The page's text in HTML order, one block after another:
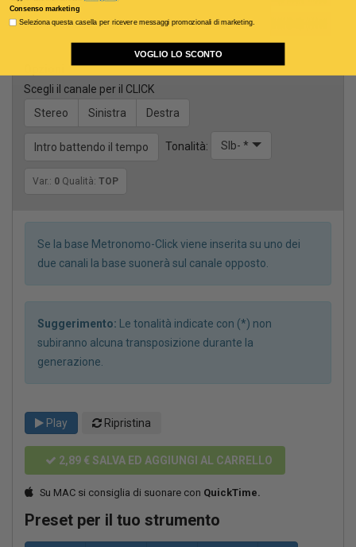
Voce guida femminile
Scegli il canale per il CLICK
Stereo
Sinistra Destra
Intro battendo il tempo Tonalità: SIb- *
Var.: 0 Qualità: TOP
Se la base Metronomo-Click viene inserita su uno dei
due canali la base suonerà sul canale opposto.
Suggerimento: Le tonalità indicate con (*) non
subiranno alcuna transposizione durante la
generazione.
Play Ripristina
2,89 € SALVA ED AGGIUNGI AL CARRELLO
Su MAC si consiglia di suonare con QuickTime.
Preset per il tuo strumento
Consenso marketing
Seleziona questa casella per ricevere messaggi promozionali di marketing.
VOGLIO LO SCONTO